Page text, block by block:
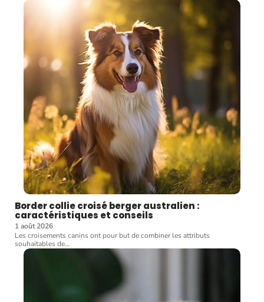
Border collie croisé berger australien :
caractéristiques et conseils
1 août 2026
Les croisements canins ont pour but de combiner les attributs
souhaitables de…